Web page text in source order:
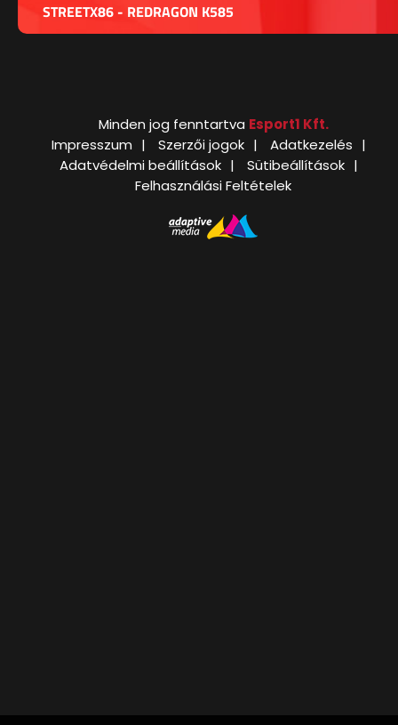
STREETX86 - REDRAGON K585
Minden jog fenntartva Esport1 Kft.
Impresszum
Szerzői jogok
Adatkezelés
Adatvédelmi beállítások
Sütibeállítások
Felhasználási Feltételek